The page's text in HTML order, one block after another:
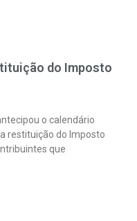
do Imposto
o calendário
restituição do Imposto
que